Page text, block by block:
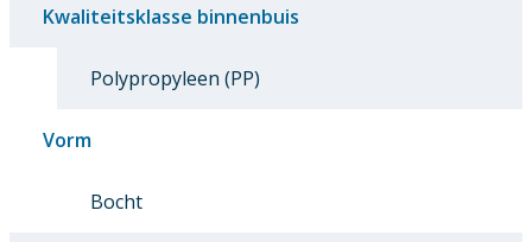
Kwaliteitsklasse binnenbuis
Polypropyleen (PP)
Vorm
Bocht